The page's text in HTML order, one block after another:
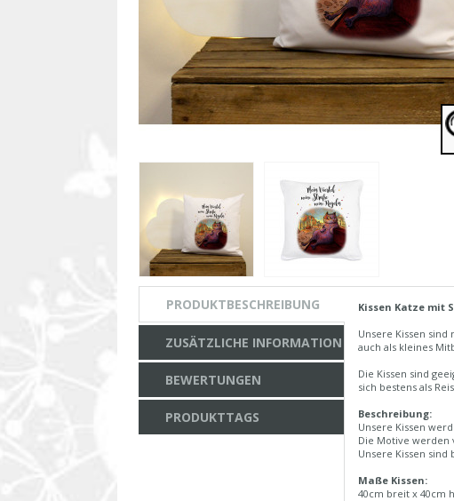
PRODUKTBESCHREIBUNG
ZUSÄTZLICHE INFORMATION
BEWERTUNGEN
PRODUKTTAGS
Kissen Katze mit
Unsere Kissen
auch als kleines
Die Kissen sind
sich bestens als
Beschreibung:
Unsere Kissen
Die Motive werden
Unsere Kissen sind
Maße Kissen:
40cm breit x 40cm